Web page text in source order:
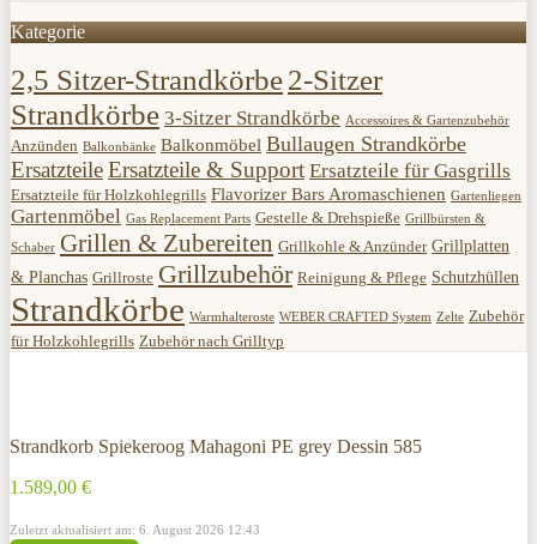
Kategorie
2,5 Sitzer-Strandkörbe2-Sitzer
Strandkörbe 3-Sitzer Strandkörbe Accessoires & Gartenzubehör
Anzünden Balkonbänke Balkonmöbel Bullaugen Strandkörbe
ErsatzteileErsatzteile & Support Ersatzteile für Gasgrills
Ersatzteile für Holzkohlegrills Flavorizer Bars Aromaschienen Gartenliegen
Gartenmöbel Gas Replacement Parts Gestelle & Drehspieße Grillbürsten &
Schaber Grillen & Zubereiten Grillkohle & Anzünder Grillplatten
& Planchas Grillroste Grillzubehör Reinigung & Pflege Schutzhüllen
Strandkörbe Warmhalteroste WEBER CRAFTED System Zelte Zubehör
für Holzkohlegrills Zubehör nach Grilltyp
Strandkorb Spiekeroog Mahagoni PE grey Dessin 585
1.589,00 €
Zuletzt aktualisiert am: 6. August 2026 12:43